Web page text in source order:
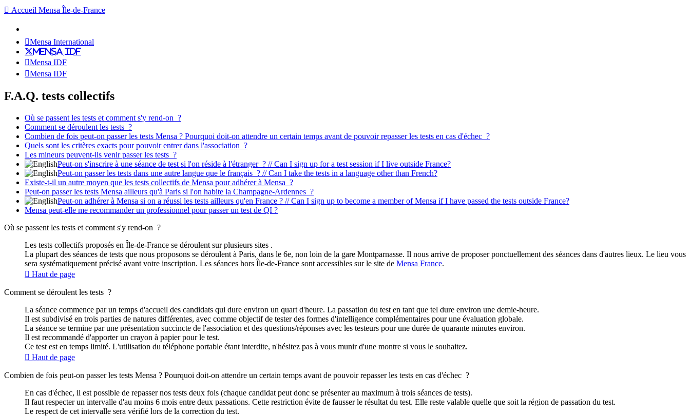
Accueil Mensa Île-de-France
Mensa International
Mensa IDF
Mensa IDF
Mensa IDF
F.A.Q. tests collectifs
Où se passent les tests et comment s'y rend-on ?
Comment se déroulent les tests ?
Combien de fois peut-on passer les tests Mensa ? Pourquoi doit-on attendre un certain temps avant de pouvoir repasser les tests en cas d'échec ?
Quels sont les critères exacts pour pouvoir entrer dans l'association ?
Les mineurs peuvent-ils venir passer les tests ?
Peut-on s'inscrire à une séance de test si l'on réside à l'étranger ? // Can I sign up for a test session if I live outside France?
Peut-on passer les tests dans une autre langue que le français ? // Can I take the tests in a language other than French?
Existe-t-il un autre moyen que les tests collectifs de Mensa pour adhérer à Mensa ?
Peut-on passer les tests Mensa ailleurs qu'à Paris si l'on habite la Champagne-Ardennes ?
Peut-on adhérer à Mensa si on a réussi les tests ailleurs qu'en France ? // Can I sign up to become a member of Mensa if I have passed the tests outside France?
Mensa peut-elle me recommander un professionnel pour passer un test de QI ?
Où se passent les tests et comment s'y rend-on ?
Les tests collectifs proposés en Île-de-France se déroulent sur plusieurs sites .
La plupart des séances de tests que nous proposons se déroulent à Paris, dans le 6e, non loin de la gare Montparnasse. Il nous arrive de proposer ponctuellement des séances dans d'autres lieux. Le lieu vous
sera systématiquement précisé avant votre inscription. Les séances hors Île-de-France sont accessibles sur le site de Mensa France.
Haut de page
Comment se déroulent les tests ?
La séance commence par un temps d'accueil des candidats qui dure environ un quart d'heure. La passation du test en tant que tel dure environ une demie-heure.
Il est subdivisé en trois parties de natures différentes, avec comme objectif de tester des formes d'intelligence complémentaires pour une évaluation globale.
La séance se termine par une présentation succincte de l'association et des questions/réponses avec les testeurs pour une durée de quarante minutes environ.
Il est recommandé d'apporter un crayon à papier pour le test.
Ce test est en temps limité. L'utilisation du téléphone portable étant interdite, n'hésitez pas à vous munir d'une montre si vous le souhaitez.
Haut de page
Combien de fois peut-on passer les tests Mensa ? Pourquoi doit-on attendre un certain temps avant de pouvoir repasser les tests en cas d'échec ?
En cas d'échec, il est possible de repasser nos tests deux fois (chaque candidat peut donc se présenter au maximum à trois séances de tests).
Il faut respecter un intervalle d'au moins 6 mois entre deux passations. Cette restriction évite de fausser le résultat du test. Elle reste valable quelle que soit la région de passation du test.
Le respect de cet intervalle sera vérifié lors de la correction du test.